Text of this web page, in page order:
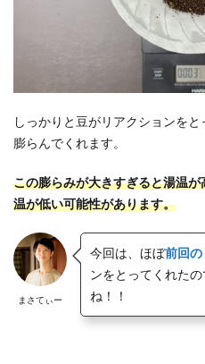
しっかりと豆がリアクションを
膨らんでくれます。
この膨らみが大きすぎると湯温
温が低い可能性があります。
まさてぃー
今回は、ほぼ前回の
ンをとってくれた
ね！！